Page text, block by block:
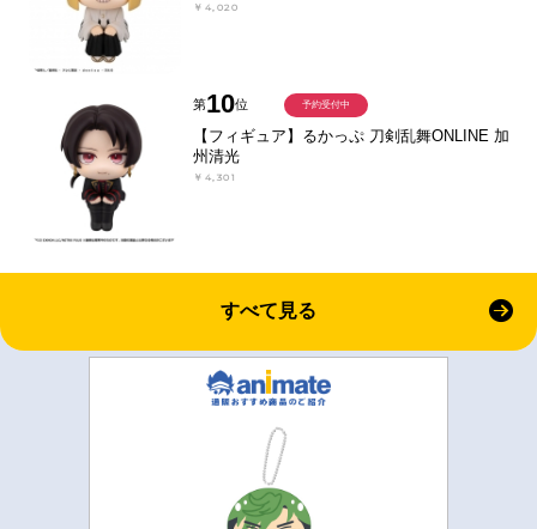
￥4,020
第10位
【フィギュア】るかっぷ 刀剣乱舞ONLINE 加
州清光
￥4,301
予約受付中
すべて見る